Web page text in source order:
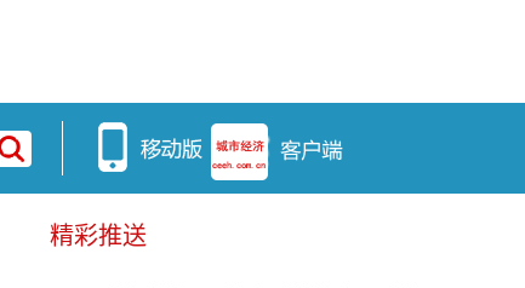
精彩推送